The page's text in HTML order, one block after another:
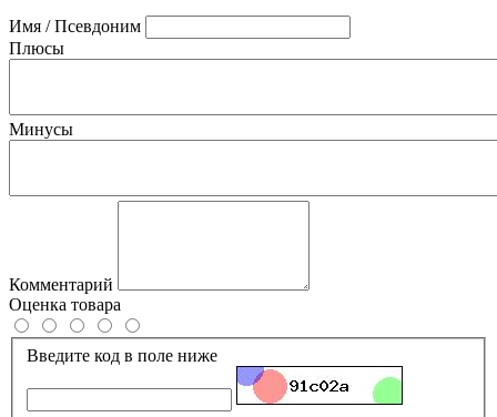
Имя / Псевдоним
Плюсы
Минусы
Комментарий
Оценка товара
Введите код в поле ниже